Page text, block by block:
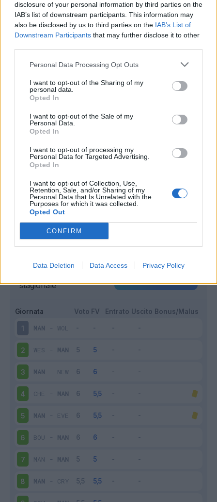
disclosure of your personal information by third parties on the
IAB’s list of downstream participants. This information may
also be disclosed by us to third parties on the IAB’s List of
Downstream Participants that may further disclose it to other
Personal Data Processing Opt Outs
I want to opt-out of the Sharing of my
personal data.
Opted In
I want to opt-out of the Sale of my
Personal Data.
Opted In
I want to opt-out of processing my
Personal Data for Targeted Advertising.
Opted In
I want to opt-out of Collection, Use,
Retention, Sale, and/or Sharing of my
Personal Data that Is Unrelated with the
Purposes for which it was collected.
Opted Out
CONFIRM
Data Deletion Data Access Privacy Policy
Entrato 0 - 0
Infortunato
Inutilizzato 7 - 25
stagionale
Giornata Voto FV Entrato Uscito Bonus/Malus
1 MAN - WOL
2 WES - MAN
3 MAN - NEW
4 CHE - MAN
5 MAN - EVE
6 BOU - MAN
7 MAN - MAN
8 MAN - CRY